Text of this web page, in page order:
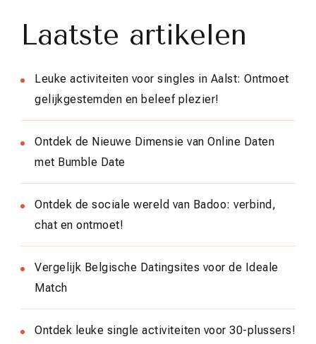
Laatste artikelen
Leuke activiteiten voor singles in Aalst: Ontmoet
gelijkgestemden en beleef plezier!
Ontdek de Nieuwe Dimensie van Online Daten
met Bumble Date
Ontdek de sociale wereld van Badoo: verbind,
chat en ontmoet!
Vergelijk Belgische Datingsites voor de Ideale
Match
Ontdek leuke single activiteiten voor 30-plussers!